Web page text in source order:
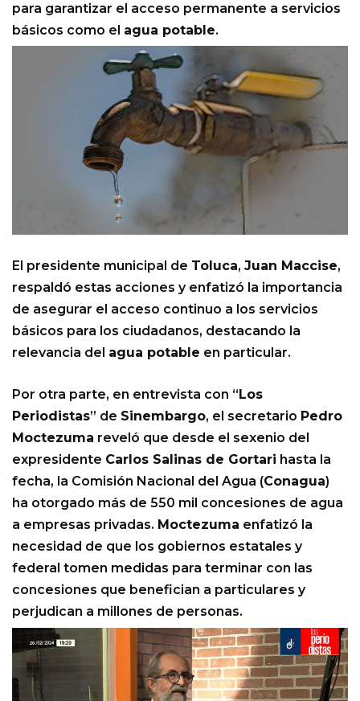
para garantizar el acceso permanente a servicios
básicos como el agua potable.
El presidente municipal de Toluca, Juan Maccise,
respaldó estas acciones y enfatizó la importancia
de asegurar el acceso continuo a los servicios
básicos para los ciudadanos, destacando la
relevancia del agua potable en particular.
Por otra parte, en entrevista con “Los
Periodistas” de Sinembargo, el secretario Pedro
Moctezuma reveló que desde el sexenio del
expresidente Carlos Salinas de Gortari hasta la
fecha, la Comisión Nacional del Agua (Conagua)
ha otorgado más de 550 mil concesiones de agua
a empresas privadas. Moctezuma enfatizó la
necesidad de que los gobiernos estatales y
federal tomen medidas para terminar con las
concesiones que benefician a particulares y
perjudican a millones de personas.